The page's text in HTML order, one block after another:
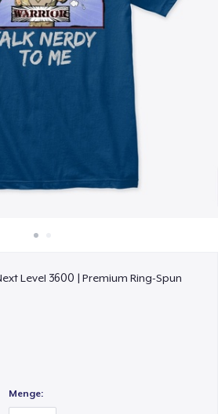
verkaufen
Level 3600 | Premium Ring-Spun
Menge: